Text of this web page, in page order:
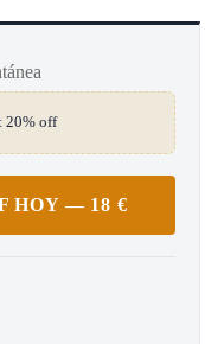
20% off
HOY — 18 €